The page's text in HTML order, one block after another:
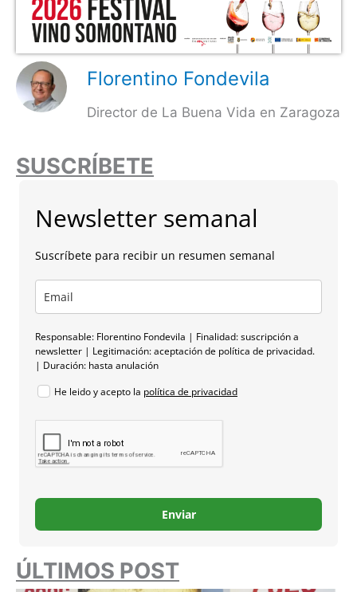
Florentino Fondevila
Director de La Buena Vida en Zaragoza
SUSCRÍBETE
Newsletter semanal
Suscríbete para recibir un resumen semanal
Responsable: Florentino Fondevila | Finalidad: suscripción a
newsletter | Legitimación: aceptación de política de privacidad.
| Duración: hasta anulación
He leido y acepto la política de privacidad
Enviar
ÚLTIMOS POST